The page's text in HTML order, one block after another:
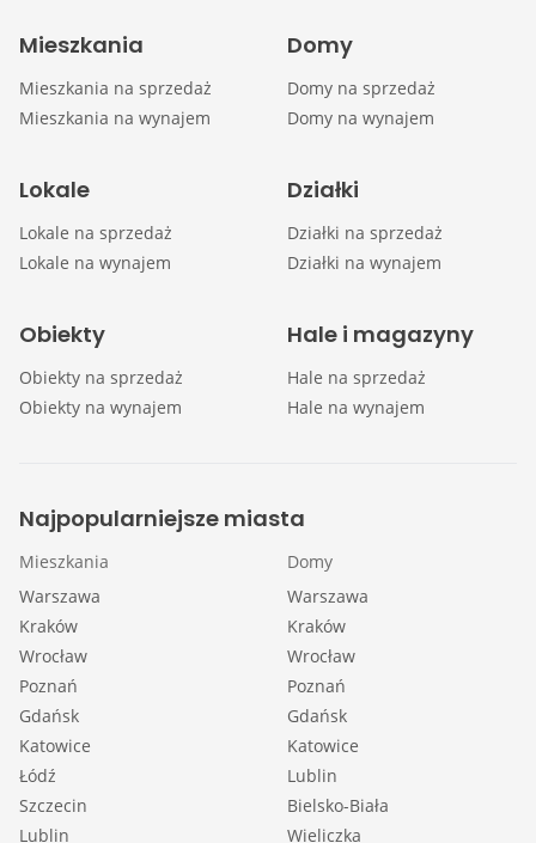
Mieszkania
Mieszkania na sprzedaż
Mieszkania na wynajem
Domy
Domy na sprzedaż
Domy na wynajem
Lokale
Lokale na sprzedaż
Lokale na wynajem
Działki
Działki na sprzedaż
Działki na wynajem
Obiekty
Obiekty na sprzedaż
Obiekty na wynajem
Hale i magazyny
Hale na sprzedaż
Hale na wynajem
Najpopularniejsze miasta
Mieszkania
Warszawa
Kraków
Wrocław
Poznań
Gdańsk
Katowice
Łódź
Szczecin
Lublin
Domy
Warszawa
Kraków
Wrocław
Poznań
Gdańsk
Katowice
Lublin
Bielsko-Biała
Wieliczka